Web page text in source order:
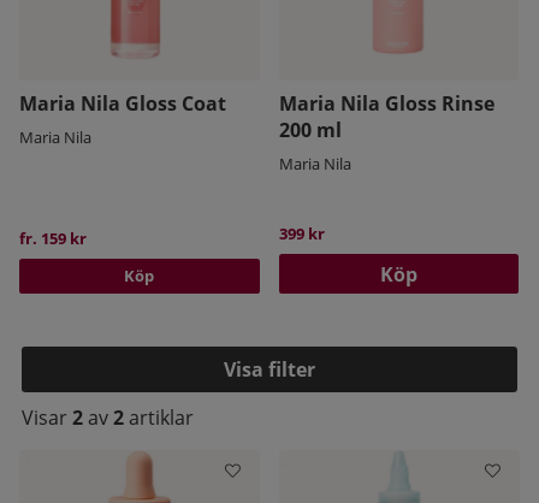
Maria Nila Gloss Coat
Maria Nila
fr. 159 kr
Köp
Maria Nila Gloss Rinse
200 ml
Maria Nila
399 kr
Köp
Filtrera
Visar 2av2artiklar